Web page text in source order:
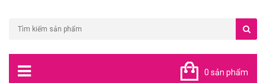
0 sản phẩm